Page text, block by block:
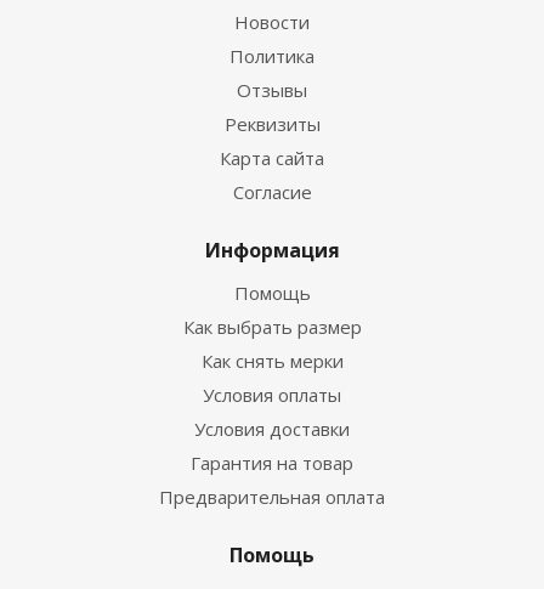
водных видов спорта
Новости
Политика
Отзывы
Реквизиты
Карта сайта
Согласие
Информация
Помощь
Как выбрать размер
Как снять мерки
Условия оплаты
Условия доставки
Гарантия на товар
Предварительная оплата
Помощь